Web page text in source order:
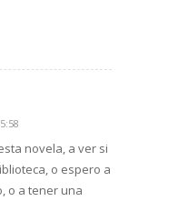
novela, a ver si
o espero a
o a tener una